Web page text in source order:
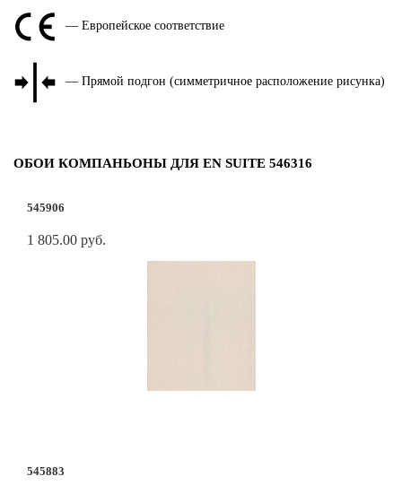
— Европейское соответствие
— Прямой подгон (симметричное расположение рисунка)
ОБОИ КОМПАНЬОНЫ ДЛЯ EN SUITE 546316
545906
1 805.00 руб.
545883